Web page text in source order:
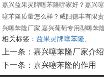
嘉兴益果灵牌噻苯隆哪家好？嘉兴
噻苯隆质量怎么样？咸阳德丰有限
兴噻苯隆厂家,嘉兴葡萄专用型噻苯
相关标签：益果灵牌噻苯隆,
上一条：嘉兴噻苯隆厂家介
下一条：嘉兴噻苯隆的作用